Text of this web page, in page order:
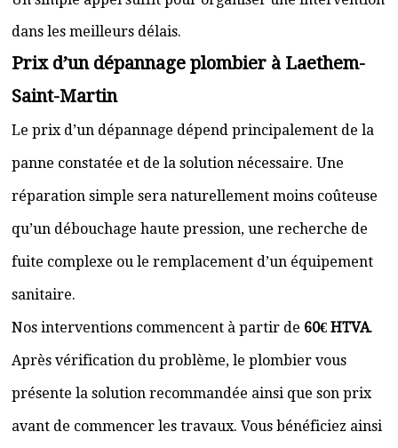
dans les meilleurs délais.
Prix d’un dépannage plombier à Laethem-
Saint-Martin
Le prix d’un dépannage dépend principalement de la
panne constatée et de la solution nécessaire. Une
réparation simple sera naturellement moins coûteuse
qu’un débouchage haute pression, une recherche de
fuite complexe ou le remplacement d’un équipement
sanitaire.
Nos interventions commencent à partir de 60€ HTVA.
Après vérification du problème, le plombier vous
présente la solution recommandée ainsi que son prix
avant de commencer les travaux. Vous bénéficiez ainsi